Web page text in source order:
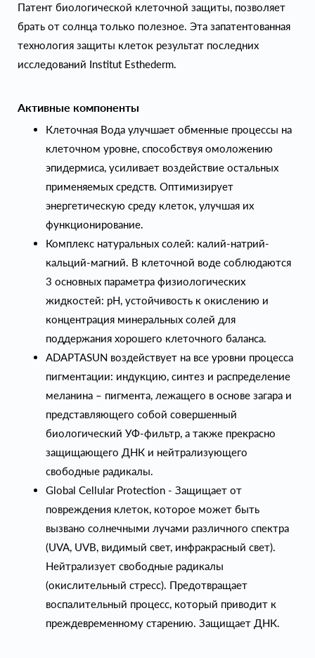
Патент биологической клеточной защиты, позволяет
брать от солнца только полезное. Эта запатентованная
технология защиты клеток результат последних
исследований Institut Esthederm.
Активные компоненты
Клеточная Вода улучшает обменные процессы на
клеточном уровне, способствуя омоложению
эпидермиса, усиливает воздействие остальных
применяемых средств. Оптимизирует
энергетическую среду клеток, улучшая их
функционирование.
Комплекс натуральных солей: калий-натрий-
кальций-магний. В клеточной воде соблюдаются
3 основных параметра физиологических
жидкостей: pH, устойчивость к окислению и
концентрация минеральных солей для
поддержания хорошего клеточного баланса.
ADAPTASUN воздействует на все уровни процесса
пигментации: индукцию, синтез и распределение
меланина – пигмента, лежащего в основе загара и
представляющего собой совершенный
биологический УФ-фильтр, а также прекрасно
защищающего ДНК и нейтрализующего
свободные радикалы.
Global Cellular Protection - Защищает от
повреждения клеток, которое может быть
вызвано солнечными лучами различного спектра
(UVA, UVB, видимый свет, инфракрасный свет).
Нейтрализует свободные радикалы
(окислительный стресс). Предотвращает
воспалительный процесс, который приводит к
преждевременному старению. Защищает ДНК.